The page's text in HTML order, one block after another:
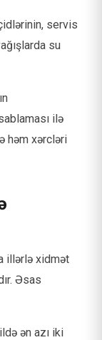
servis
su
ilə
həm xərcləri
illərlə xidmət
Əsas
ən azı iki